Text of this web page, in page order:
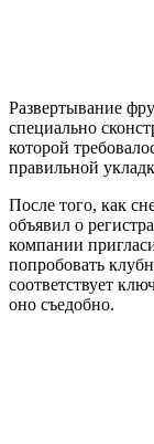
Развертывание
специально
которой
правильной
После того, как
объявил о
компании
попробовать
соответствует
оно съедобно.